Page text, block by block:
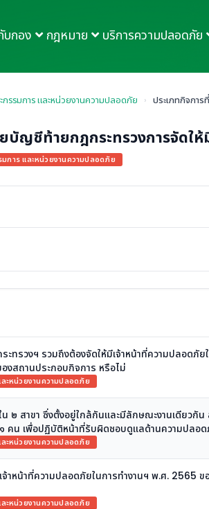
บกอง กฎหมาย บริการความปลอดภัย
รรมการ และหน่วยงานความปลอดภัย › ประเภทกิจกา
ยบัญชีท้ายกฎกระทรวงการจัด
การ และหน่วยงานความปลอดภัย
ะทรวงฯ รวมถึงต้องจัดให้มีเจ้าหน้าที่ความปลอดภั
งสถานประกอบกิจการ หรือไม่
ะหน่วยงานความปลอดภัย
๒ สาขา ซึ่งตั้งอยู่ใกล้กันและมีลักษณะงานเดียวกัน
คน เพื่อปฏิบัติหน้าที่รับผิดชอบดูแลด้านความปลอ
ะหน่วยงานความปลอดภัย
จ้าหน้าที่ความปลอดภัยในการทำงานฯ พ.ศ. 2565
ะหน่วยงานความปลอดภัย